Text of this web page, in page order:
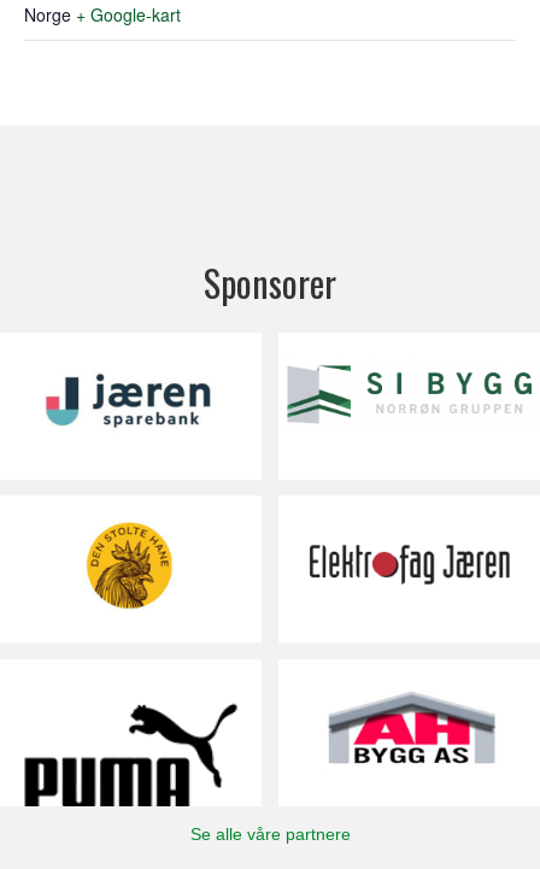
Norge + Google-kart
Sponsorer
Se alle våre partnere